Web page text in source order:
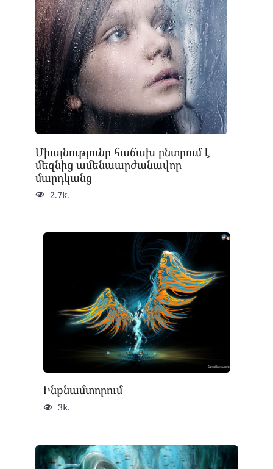
Միայնությունը հաճախ ընտրում է
մեզնից ամենաարժանավոր
մարդկանց
2.7k.
Ինքնամտորում
3k.